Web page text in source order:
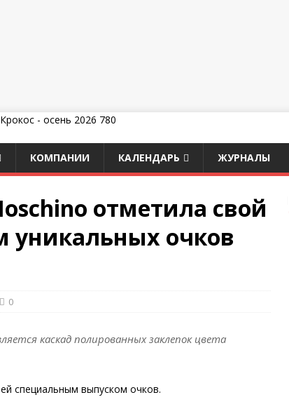
КОМПАНИИ КАЛЕНДАРЬ ЖУРНАЛЫ
отметила свой
уникальных очков
0
каскад полированных заклепок цвета
специальным выпуском очков.